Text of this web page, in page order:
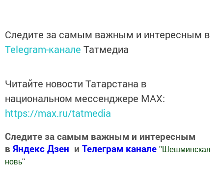
Следите за самым важным и интересным в
Telegram-канале Татмедиа
Читайте новости Татарстана в
национальном мессенджере MАХ:
https://max.ru/tatmedia
Следите за самым важным и интересным
в Яндекс Дзен и Телеграм канале " Шешминская
новь"